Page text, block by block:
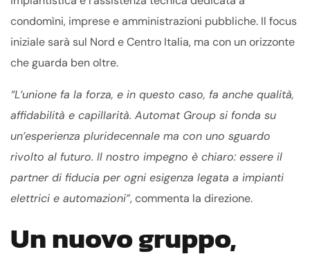
condomìni, imprese e amministrazioni pubbliche. Il focus
iniziale sarà sul Nord e Centro Italia, ma con un orizzonte
che guarda ben oltre.
“L’unione fa la forza, e in questo caso, fa anche qualità,
affidabilità e capillarità. Automat Group si fonda su
un’esperienza pluridecennale ma con uno sguardo
rivolto al futuro. Il nostro impegno è chiaro: essere il
partner di fiducia per ogni esigenza legata a impianti
elettrici e automazioni”, commenta la direzione.
Un nuovo gruppo,